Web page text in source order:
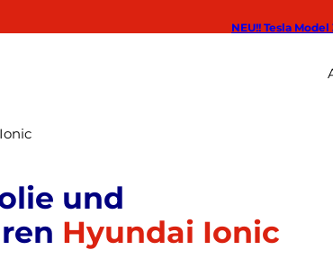
NEU!! Tesla
Hyundai Ionic